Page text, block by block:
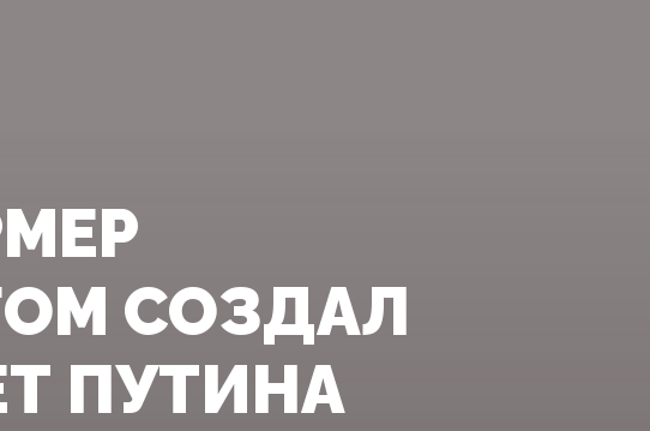
СОЗДАЛ
ПУТИНА‍